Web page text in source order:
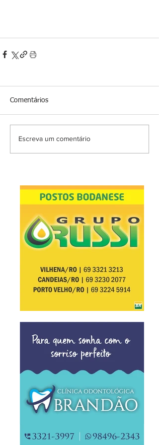
Comentários
Escreva um comentário